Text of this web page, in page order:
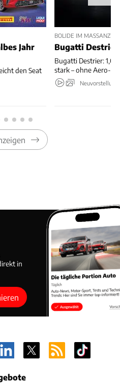
Jahr
den Seat
BOLIDE IM MASSANZUG
Bugatti
Bugatti Destrier: 1,00
stark – ohne Aero-
in